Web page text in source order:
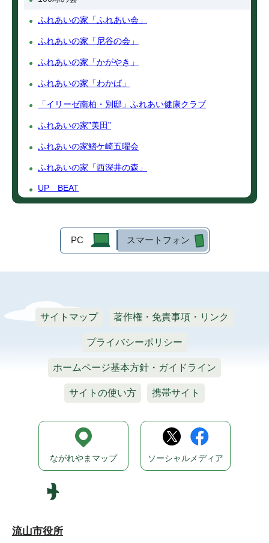
ふれあいの家「ふれあい会」
ふれあいの家「尼谷の会」
ふれあいの家「かがやき」
ふれあいの家「わかば」
「イリーゼ南柏・別邸」ふれあい健康クラブ
ふれあいの家”美田”
ふれあいの家鰭ケ崎五曜会
ふれあいの家「西深井の森」
UP BEAT
PC スマートフォン
サイトマップ 著作権・免責事項・リンク
プライバシーポリシー
ホームページ基本方針・ガイドライン
サイトの使い方 携帯サイト
流山市役所
ながれやまマップ ソーシャルメディア